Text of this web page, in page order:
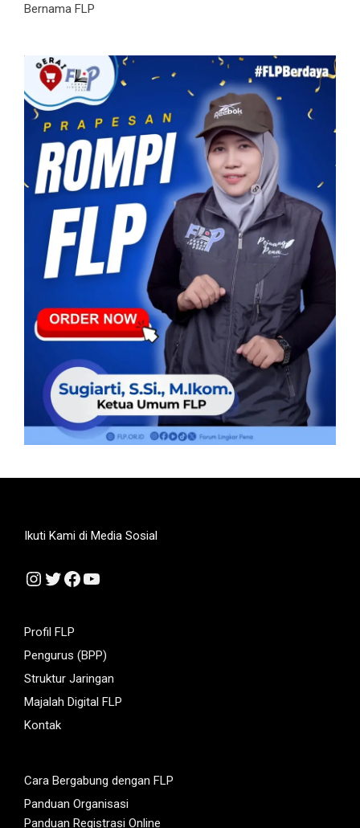
Bernama FLP
Ikuti Kami di Media Sosial
Instagram
Twitter
Facebook
YouTube
Profil FLP
Pengurus (BPP)
Struktur Jaringan
Majalah Digital FLP
Kontak
Cara Bergabung dengan FLP
Panduan Organisasi
Panduan Registrasi Online